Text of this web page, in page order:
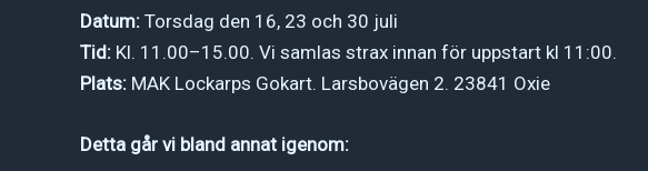
Datum: Torsdag den 16, 23 och 30 juli
Tid: Kl. 11.00–15.00. Vi samlas strax innan för uppstart kl 11:00.
Plats: MAK Lockarps Gokart. Larsbovägen 2. 23841 Oxie
Detta går vi bland annat igenom: